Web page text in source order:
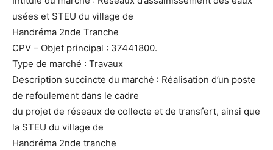
usées et STEU du village de
Handréma 2nde Tranche
CPV – Objet principal : 37441800.
Type de marché : Travaux
Description succincte du marché : Réalisation d’un poste
de refoulement dans le cadre
du projet de réseaux de collecte et de transfert, ainsi que
la STEU du village de
Handréma 2nde tranche